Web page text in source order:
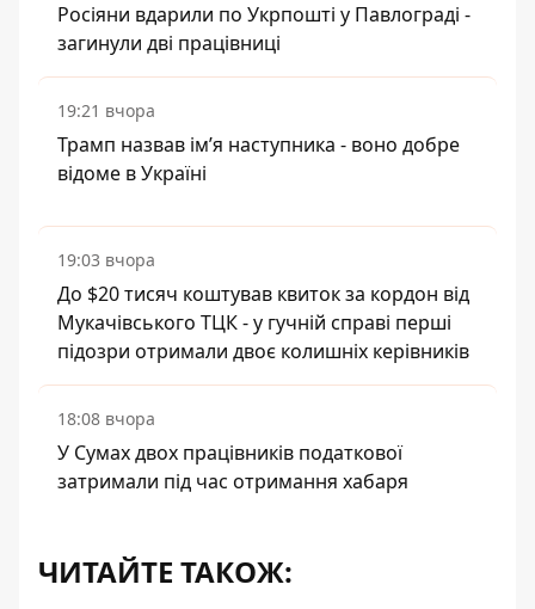
Росіяни вдарили по Укрпошті у Павлограді -
загинули дві працівниці
19:21 вчора
Трамп назвав імʼя наступника - воно добре
відоме в Україні
19:03 вчора
До $20 тисяч коштував квиток за кордон від
Мукачівського ТЦК - у гучній справі перші
підозри отримали двоє колишніх керівників
18:08 вчора
У Сумах двох працівників податкової
затримали під час отримання хабаря
ЧИТАЙТЕ ТАКОЖ: